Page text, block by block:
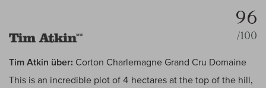
96
/100
Tim Atkin über: Corton Charlemagne Grand Cru Domaine
This is an incredible plot of 4 hectares at the top of the hill,